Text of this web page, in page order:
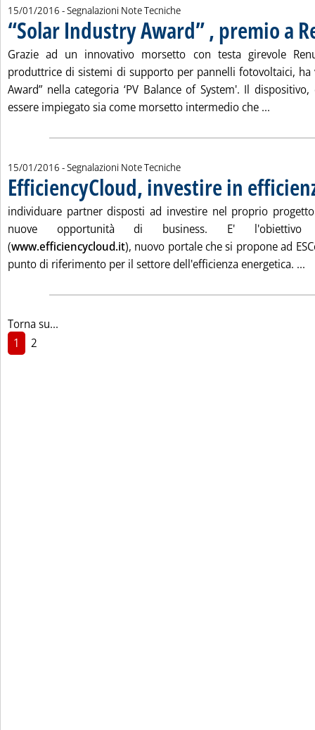
15/01/2016 - Segnalazioni Note Tecniche
“Solar Industry Award” , premio a
Grazie ad un innovativo morsetto con testa girevole
produttrice di sistemi di supporto per pannelli fotovoltaici, ha
Award” nella categoria ‘PV Balance of System'. Il
essere impiegato sia come morsetto intermedio che ...
15/01/2016 - Segnalazioni Note Tecniche
EfficiencyCloud, investire in
individuare partner disposti ad investire nel proprio
nuove opportunità di business. E' l'obiettivo
(www.efficiencycloud.it), nuovo portale che si propone ad
punto di riferimento per il settore dell'efficienza energetica. ...
Torna su...
1
2